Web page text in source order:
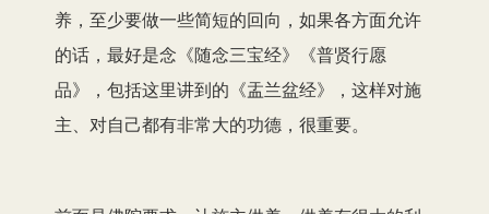
养，至少要做一些简短的回向，如果各方面允许
的话，最好是念《随念三宝经》《普贤行愿
品》，包括这里讲到的《盂兰盆经》，这样对施
主、对自己都有非常大的功德，很重要。